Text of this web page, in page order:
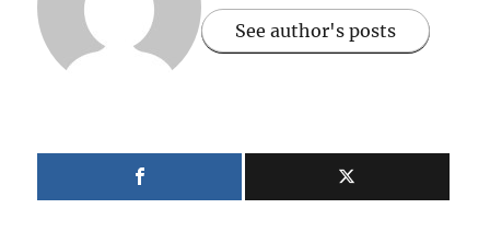
See author's posts